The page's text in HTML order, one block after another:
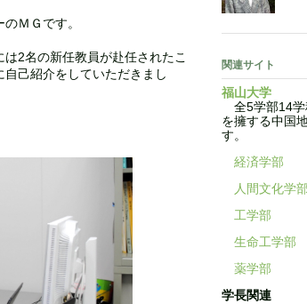
ＭＧです。
2名の新任教員が赴任されたこ
己紹介をしていただきまし
関連サイト
福山大学
全5学部14学
を擁する中国
す。
経済学部
人間文化学部
工学部
生命工学部
薬学部
学長関連